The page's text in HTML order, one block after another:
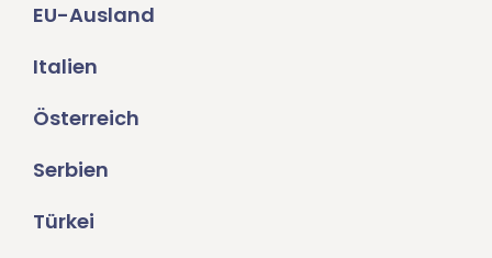
EU-Ausland
Italien
Österreich
Serbien
Türkei